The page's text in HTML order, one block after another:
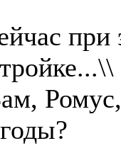
Ромус,